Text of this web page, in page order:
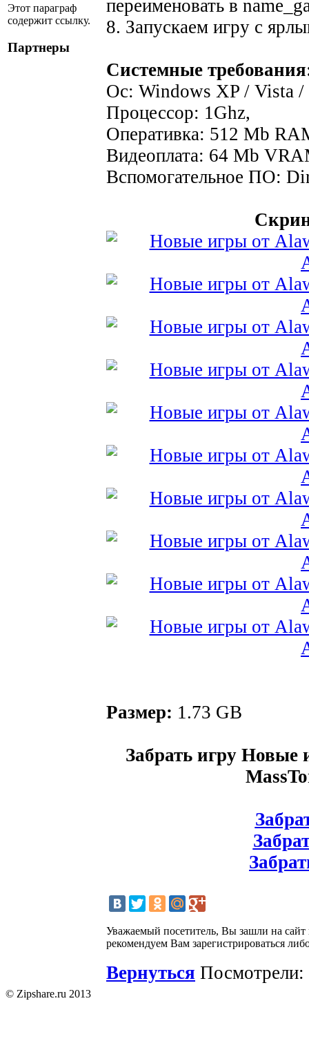
Этот параграф
содержит ссылку.
Партнеры
переименовать в
8. Запускаем игру с
Системные
Ос: Windows XP / Vista /
Процессор: 1Ghz,
Оперативка: 512 Mb
Видеоплата: 64 Mb
Вспомогательное ПО:
Размер: 1.73 GB
Забрать игру Новые
Уважаемый посетитель, Вы зашли на
рекомендуем Вам зарегистрироваться
Вернуться Посмотрели:
© Zipshare.ru 2013